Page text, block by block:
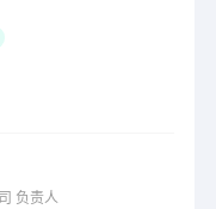
负责人